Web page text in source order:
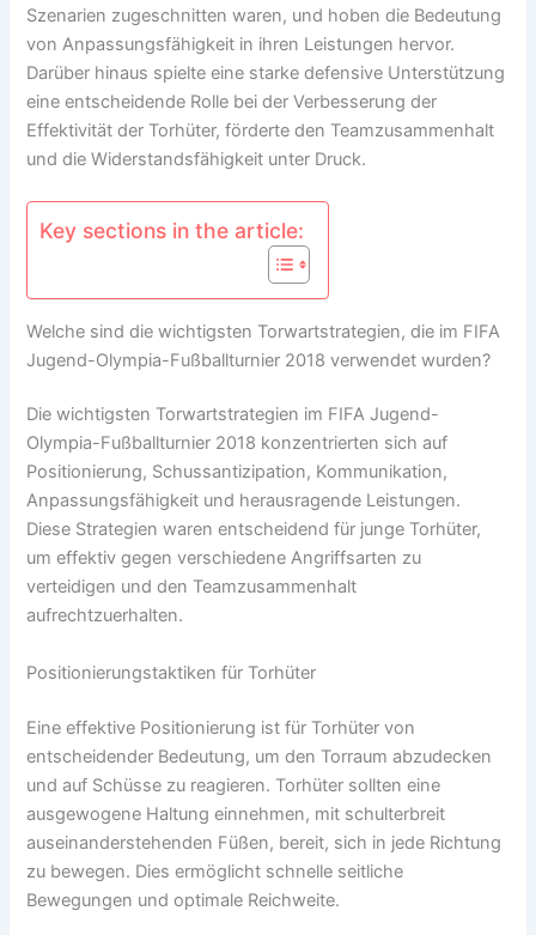
Szenarien zugeschnitten waren, und hoben die Bedeutung
von Anpassungsfähigkeit in ihren Leistungen hervor.
Darüber hinaus spielte eine starke defensive Unterstützung
eine entscheidende Rolle bei der Verbesserung der
Effektivität der Torhüter, förderte den Teamzusammenhalt
und die Widerstandsfähigkeit unter Druck.
Key sections in the article:
Welche sind die wichtigsten Torwartstrategien, die im FIFA
Jugend-Olympia-Fußballturnier 2018 verwendet wurden?
Die wichtigsten Torwartstrategien im FIFA Jugend-
Olympia-Fußballturnier 2018 konzentrierten sich auf
Positionierung, Schussantizipation, Kommunikation,
Anpassungsfähigkeit und herausragende Leistungen.
Diese Strategien waren entscheidend für junge Torhüter,
um effektiv gegen verschiedene Angriffsarten zu
verteidigen und den Teamzusammenhalt
aufrechtzuerhalten.
Positionierungstaktiken für Torhüter
Eine effektive Positionierung ist für Torhüter von
entscheidender Bedeutung, um den Torraum abzudecken
und auf Schüsse zu reagieren. Torhüter sollten eine
ausgewogene Haltung einnehmen, mit schulterbreit
auseinanderstehenden Füßen, bereit, sich in jede Richtung
zu bewegen. Dies ermöglicht schnelle seitliche
Bewegungen und optimale Reichweite.